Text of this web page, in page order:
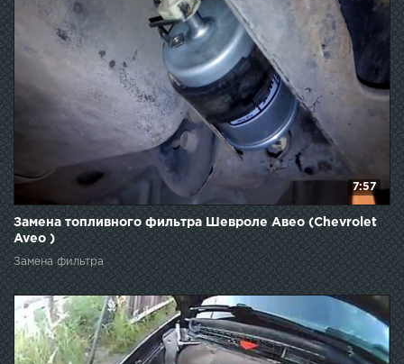
7:57
Замена топливного фильтра Шевроле Авео (Chevrolet
Aveo )
Замена фильтра